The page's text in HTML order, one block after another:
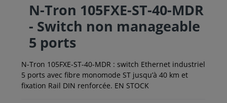
N-Tron 105FXE-ST-40-MDR
- Switch non manageable
5 ports
N-Tron 105FXE-ST-40-MDR : switch Ethernet industriel
5 ports avec fibre monomode ST jusqu’à 40 km et
fixation Rail DIN renforcée. EN STOCK